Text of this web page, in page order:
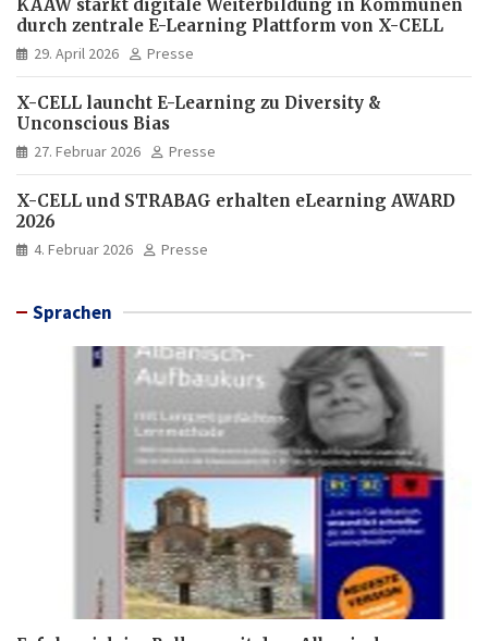
KAAW stärkt digitale Weiterbildung in Kommunen
durch zentrale E-Learning Plattform von X-CELL
29. April 2026 Presse
X-CELL launcht E-Learning zu Diversity &
Unconscious Bias
27. Februar 2026 Presse
X-CELL und STRABAG erhalten eLearning AWARD
2026
4. Februar 2026 Presse
Sprachen